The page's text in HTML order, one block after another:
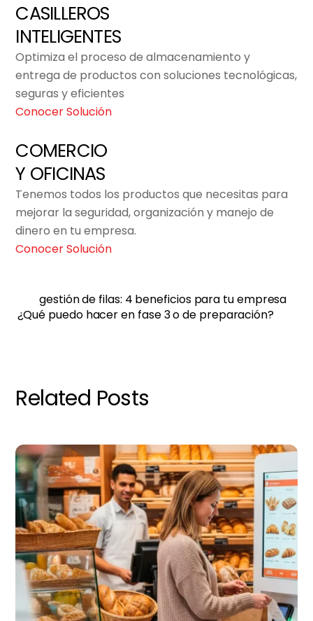
CASILLEROS
INTELIGENTES
Optimiza el proceso de almacenamiento y
entrega de productos con soluciones tecnológicas,
seguras y eficientes
Conocer Solución
COMERCIO
Y OFICINAS
Tenemos todos los productos que necesitas para
mejorar la seguridad, organización y manejo de
dinero en tu empresa.
Conocer Solución
gestión de filas: 4 beneficios para tu empresa
¿Qué puedo hacer en fase 3 o de preparación?
Related Posts